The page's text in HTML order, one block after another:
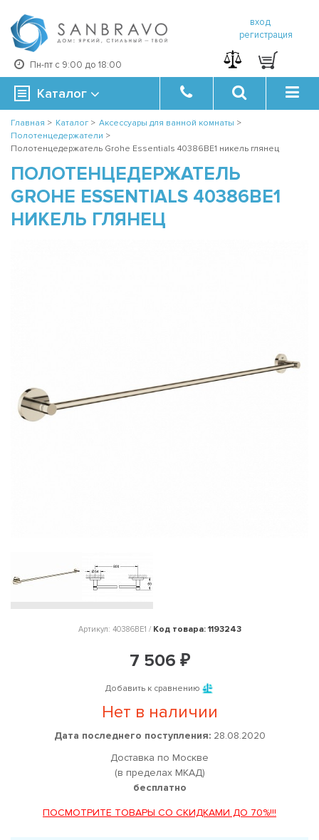
Пн-пт с 9:00 до 18:00
вход
регистрация
Каталог
Главная > Каталог > Аксессуары для ванной комнаты >
Полотенцедержатели >
Полотенцедержатель Grohe Essentials 40386BE1 никель глянец
ПОЛОТЕНЦЕДЕРЖАТЕЛЬ
GROHE ESSENTIALS 40386BE1
НИКЕЛЬ ГЛЯНЕЦ
Артикул: 40386BE1 / Код товара: 1193243
7 506 ₽
Добавить к сравнению
Нет в наличии
Дата последнего поступления:28.08.2020
Доставка по Москве
(в пределах МКАД)
бесплатно
ПОСМОТРИТЕ ТОВАРЫ СО СКИДКАМИ ДО 70%!!!